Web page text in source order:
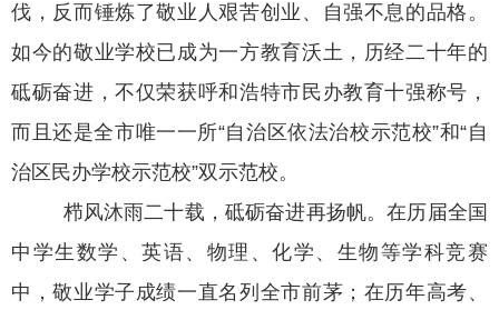
伐，反而锤炼了敬业人艰苦创业、自强不息的品格。
如今的敬业学校已成为一方教育沃土，历经二十年的
砥砺奋进，不仅荣获呼和浩特市民办教育十强称号，
而且还是全市唯一一所“自治区依法治校示范校”和“自
治区民办学校示范校”双示范校。
栉风沐雨二十载，砥砺奋进再扬帆。在历届全国
中学生数学、英语、物理、化学、生物等学科竞赛
中，敬业学子成绩一直名列全市前茅；在历年高考、